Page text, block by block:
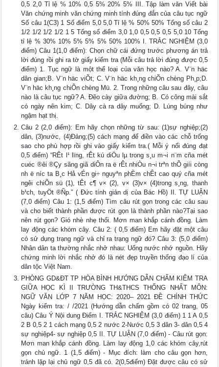
0,5 2,0 Tỉ lệ % 10% 0,5 5% 20% 5% III. Tập làm văn Viết bài
Văn chứng minh văn chứng minh tính đúng đắn của câu tục ngữ
Số câu 1(C3) 1 Số điểm 5,0 5,0 Tỉ lệ % 50% 50% Tổng số câu 2
1/2 1/2 1/2 1/2 1 5 Tổng số điểm 3,0 1,0 0,5 0,5 0,5 5,0 10 Tổng
tỉ lệ % 30% 10% 5% 5% 5% 50% 100% I. TRẮC NGHIỆM (3,0
điểm) Câu 1(1,0 điểm): Chọn chữ cái đứng trước phương án trả
lời đúng rồi ghi ra tờ giấy kiểm tra (Mỗi câu trả lời đúng được 0,5
điểm) 1. Tục ngữ là một thể loại của văn học nào? A. V¨n häc
dân gian;B. V¨n häc viÕt; C. V¨n häc kh¸ng chiÕn chèng Ph¸p;D.
V¨n häc kh¸ng chiÕn chèng Mü. 2. Trong những câu sau đây, câu
nào là câu tục ngữ? A. Đẽo cày giữa đường; B. Có công mài sắt
có ngày nên kim; C. Dây cà ra dây muống; D. Lúng búng như
ngậm hạt thị.
Câu 2 (2,0 điểm): Em hãy chọn những từ sau: (1)sự nghiệp;(2)
dân, (3)nước, (4)Đảng;(5) cách mạng để điền vào các chỗ trống
sao cho phù hợp rồi ghi vào giấy kiểm tra.( Mỗi ý nối đúng đạt
0,5 điểm) “RÊt l¹ lïng, rÊt kú diÖu lµ trong s¸u m­¬i n¨m cña mét
cuéc ®êi ®Çy sãng giã diÔn ra ë rÊt nhiÒu n¬i trªn thÕ giíi còng
nh­ ë n­íc ta B¸c Hå vÉn gi÷ nguyªn phÈm chÊt cao quý cña mét
ng­êi chiÕn sü (1), tÊt c¶ v× (2), v× (3)v× (4)trong s¸ng, thanh
b¹ch, tuyÖt ®Ñp.” ( Đức tính giản dị của Bác Hồ) II. TỰ LUẬN
(7,0 điểm) Câu 1: (1,5 điểm) Tìm câu rút gọn trong các câu sau
và cho biết thành phần được rút gọn là thành phần nào?Tại sao
nên rút gọn? Gió nhè nhẹ thổi. Mơn man khắp cánh đồng. Làm
lay động các khóm cây. Câu 2: ( 0,5 điểm) Em hãy đặt một câu
có sử dụng trạng ngữ và chỉ ra trạng ngữ đó? Câu 3: (5,0 điểm)
Nhân dân ta thường nhắc nhở nhau: Uống nước nhớ nguồn. Hãy
chứng minh lời nhắc nhở đó là nét đẹp truyền thống đạo lí của
dân tộc Việt Nam.
PHÒNG GD&ĐT TP HÒA BÌNH HƯỚNG DẪN CHẤM KIỂM TRA
GIỮA HỌC KÌ II TRƯỜNG TH&THCS THỐNG NHẤT MÔN:
NGỮ VĂN LỚP 7 NĂM HỌC: 2020– 2021 ĐỀ CHÍNH THỨC
Ngày kiểm tra: / /2021 (Hướng dẫn chấm gồm có 02 trang, 05
câu) Câu Ý Nội dung Điểm I. TRẮC NGHIỆM (3,0 điểm) 1 1 A 0,5
2 B 0,5 2 1 cách mạng 0,5 2 nước 2-Nước 0,5 3 dân 3- dân 0,5 4
sự nghiệp4- sự nghiệp 0,5 II. TỰ LUẬN (7,0 điểm) - Câu rút gọn:
Mơn man khắp cánh đồng. Làm lay động 1,0 các khóm cây,rút
gọn chủ ngữ. 1 (1,5 điểm) - Mục đích: làm cho câu gọn hơn,
tránh lặp lại chủ ngữ 0,5 đã có. 2(0,5điểm) Đặt được câu có sử